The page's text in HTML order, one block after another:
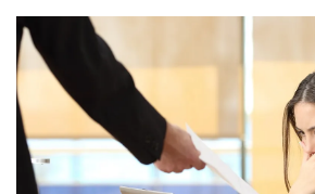
pracą i pomocą socjalną.